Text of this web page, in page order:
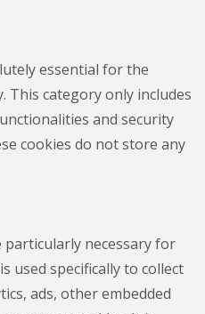
essential for the
category only includes
and security
cookies do not store any
particularly necessary for
used specifically to collect
ads, other embedded